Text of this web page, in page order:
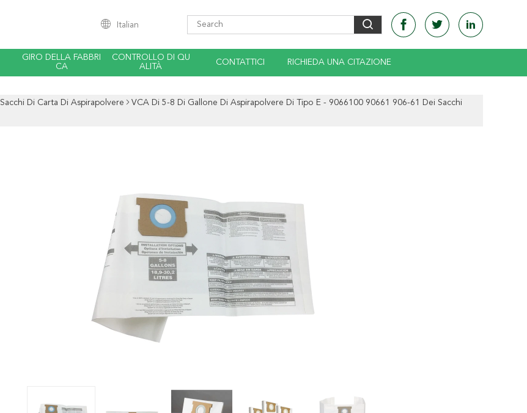
Italian
GIRO DELLA FABBRI
CA
CONTROLLO DI QU
ALITÀ
CONTATTICI RICHIEDA UNA CITAZIONE
Sacchi Di Carta Di Aspirapolvere
VCA Di 5-8 Di Gallone Di Aspirapolvere Di Tipo E - 9066100 90661 906-61 Dei Sacchi